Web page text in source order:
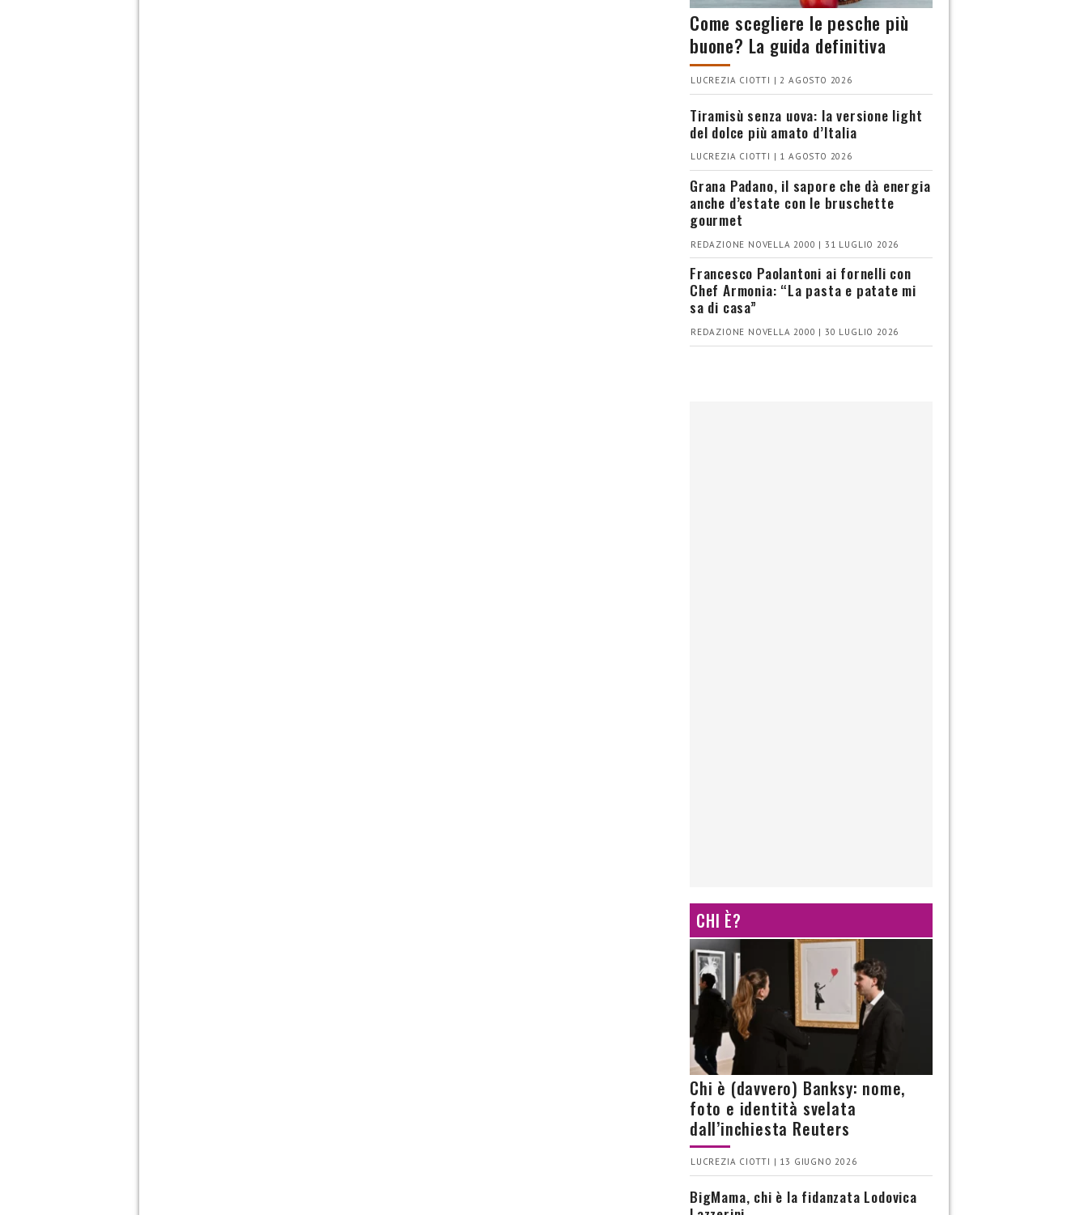
Come scegliere le pesche più
buone? La guida definitiva
LUCREZIA CIOTTI | 2 AGOSTO 2026
Tiramisù senza uova: la versione light
del dolce più amato d’Italia
LUCREZIA CIOTTI | 1 AGOSTO 2026
Grana Padano, il sapore che dà energia
anche d’estate con le bruschette
gourmet
REDAZIONE NOVELLA 2000 | 31 LUGLIO 2026
Francesco Paolantoni ai fornelli con
Chef Armonia: “La pasta e patate mi
sa di casa”
REDAZIONE NOVELLA 2000 | 30 LUGLIO 2026
CHI È?
Chi è (davvero) Banksy: nome,
foto e identità svelata
dall’inchiesta Reuters
LUCREZIA CIOTTI | 13 GIUGNO 2026
BigMama, chi è la fidanzata Lodovica